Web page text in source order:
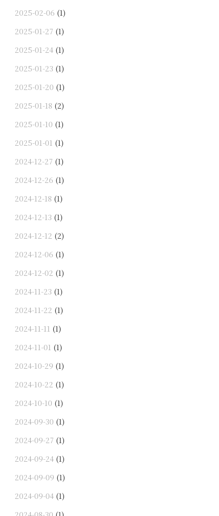
2025-02-06 (1)
2025-01-27 (1)
2025-01-24 (1)
2025-01-23 (1)
2025-01-20 (1)
2025-01-18 (2)
2025-01-10 (1)
2025-01-01 (1)
2024-12-27 (1)
2024-12-26 (1)
2024-12-18 (1)
2024-12-13 (1)
2024-12-12 (2)
2024-12-06 (1)
2024-12-02 (1)
2024-11-23 (1)
2024-11-22 (1)
2024-11-11 (1)
2024-11-01 (1)
2024-10-29 (1)
2024-10-22 (1)
2024-10-10 (1)
2024-09-30 (1)
2024-09-27 (1)
2024-09-24 (1)
2024-09-09 (1)
2024-09-04 (1)